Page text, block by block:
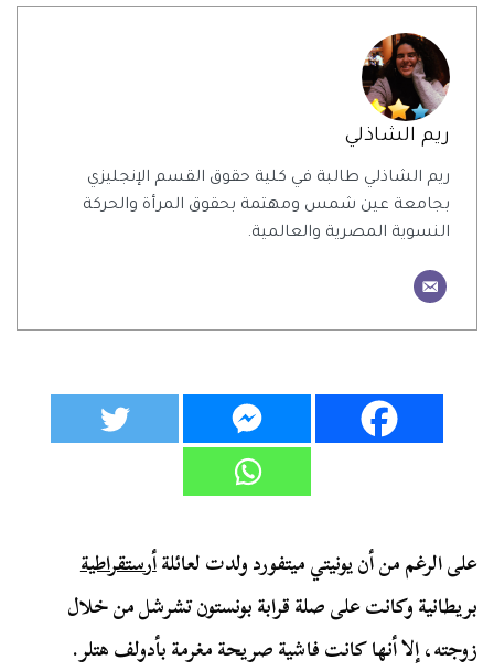
ريم الشاذلي
ريم الشاذلي طالبة في كلية حقوق القسم الإنجليزي
بجامعة عين شمس ومهتمة بحقوق المرأة والحركة
النسوية المصرية والعالمية.
على الرغم من أن يونيتي ميتفورد ولدت لعائلةأرستقراطية
بريطانية وكانت على صلة قرابة بونستون تشرشل من خلال
زوجته، إلا أنها كانت فاشية صريحة مغرمة بأدولف هتلر.